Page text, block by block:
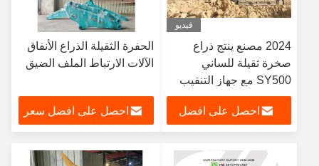
فيديو
2024 مصنع ينتج ذراع
صخرة ثقيلة للساني
SY500 مع جهاز التنقيب
الحفار
احصل على افضل
الحفرة الثقيلة الذراع الأنفاق
الآلات الارتباط الملف الضيق
احصل على افضل سعر